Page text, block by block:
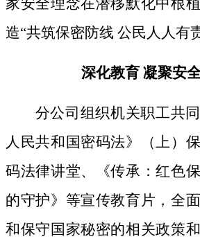
家安全理念在潜移默化中根
造“共筑保密防线 公民人人有
深化教育凝聚安
分公司组织机关职工共
人民共和国密码法》
（上）
码法律讲堂、
《传承：红色
的守护》等宣传教育片， 全
和保守国家秘密的相关政策